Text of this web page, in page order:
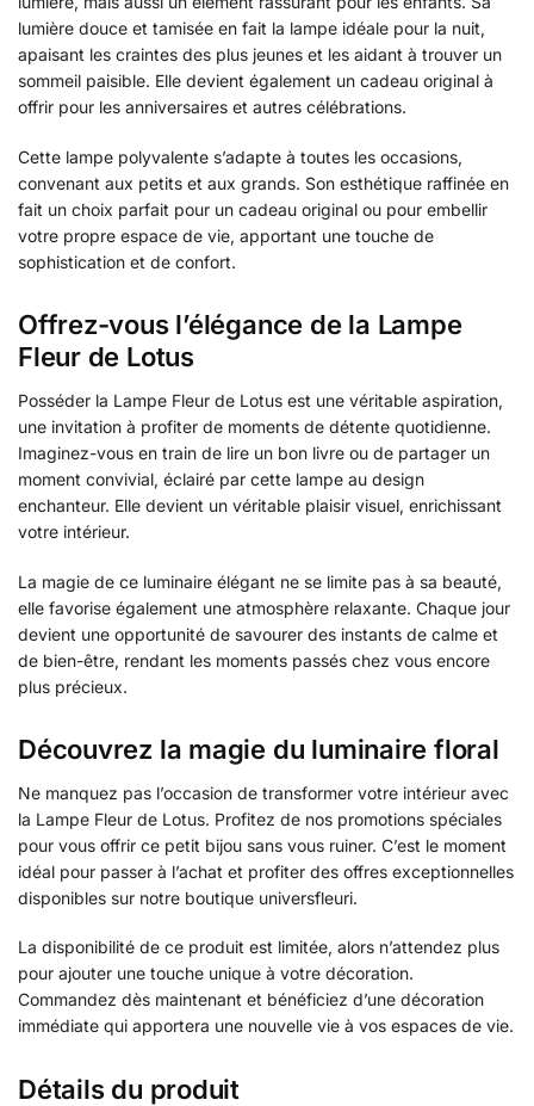
lumière douce et tamisée en fait la lampe idéale pour la nuit,
apaisant les craintes des plus jeunes et les aidant à trouver un
sommeil paisible. Elle devient également un cadeau original à
offrir pour les anniversaires et autres célébrations.
Cette lampe polyvalente s’adapte à toutes les occasions,
convenant aux petits et aux grands. Son esthétique raffinée en
fait un choix parfait pour un cadeau original ou pour embellir
votre propre espace de vie, apportant une touche de
sophistication et de confort.
Offrez-vous l’élégance de la Lampe
Fleur de Lotus
Posséder la Lampe Fleur de Lotus est une véritable aspiration,
une invitation à profiter de moments de détente quotidienne.
Imaginez-vous en train de lire un bon livre ou de partager un
moment convivial, éclairé par cette lampe au design
enchanteur. Elle devient un véritable plaisir visuel, enrichissant
votre intérieur.
La magie de ce luminaire élégant ne se limite pas à sa beauté,
elle favorise également une atmosphère relaxante. Chaque jour
devient une opportunité de savourer des instants de calme et
de bien-être, rendant les moments passés chez vous encore
plus précieux.
Découvrez la magie du luminaire floral
Ne manquez pas l’occasion de transformer votre intérieur avec
la Lampe Fleur de Lotus. Profitez de nos promotions spéciales
pour vous offrir ce petit bijou sans vous ruiner. C’est le moment
idéal pour passer à l’achat et profiter des offres exceptionnelles
disponibles sur notre boutique universfleuri.
La disponibilité de ce produit est limitée, alors n’attendez plus
pour ajouter une touche unique à votre décoration.
Commandez dès maintenant et bénéficiez d’une décoration
immédiate qui apportera une nouvelle vie à vos espaces de vie.
Détails du produit